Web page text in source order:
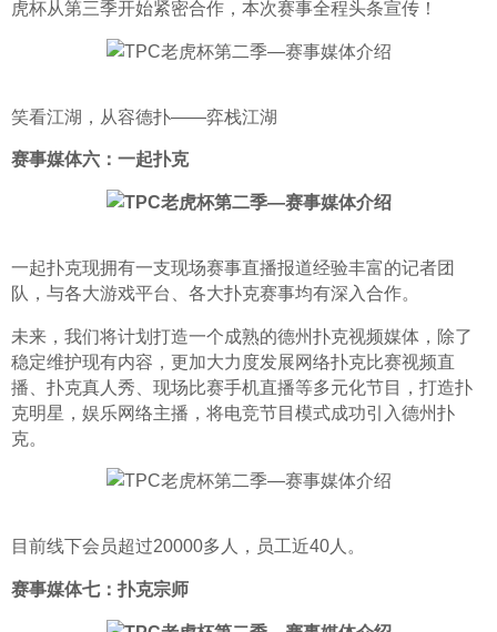
虎杯从第三季开始紧密合作，本次赛事全程头条宣传！
笑看江湖，从容德扑——弈栈江湖
赛事媒体六：一起扑克
一起扑克现拥有一支现场赛事直播报道经验丰富的记者团
队，与各大游戏平台、各大扑克赛事均有深入合作。
未来，我们将计划打造一个成熟的德州扑克视频媒体，除了
稳定维护现有内容，更加大力度发展网络扑克比赛视频直
播、扑克真人秀、现场比赛手机直播等多元化节目，打造扑
克明星，娱乐网络主播，将电竞节目模式成功引入德州扑
克。
目前线下会员超过20000多人，员工近40人。
赛事媒体七：扑克宗师